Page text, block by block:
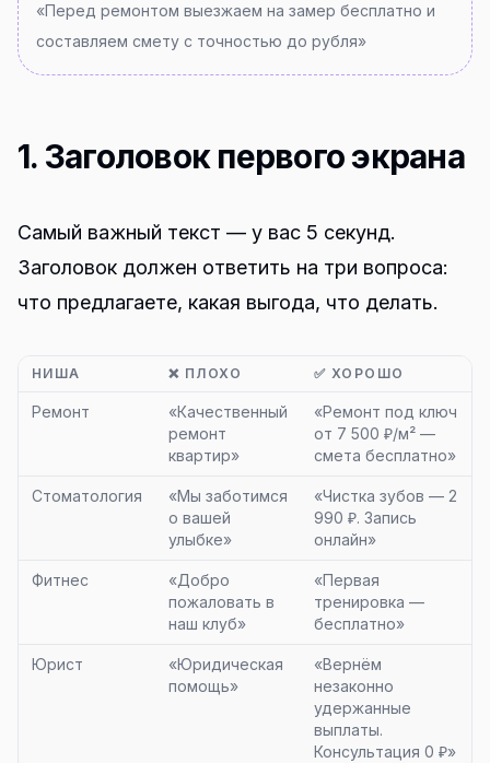
«Перед ремонтом выезжаем на замер бесплатно и
составляем смету с точностью до рубля»
1. Заголовок первого экрана
Самый важный текст — у вас 5 секунд.
Заголовок должен ответить на три вопроса:
что предлагаете, какая выгода, что делать.
НИША ❌ ПЛОХО ✅ ХОРОШО
Ремонт
«Качественный
ремонт
квартир»
«Ремонт под ключ
от 7 500 ₽/м² —
смета бесплатно»
Стоматология
«Мы заботимся
о вашей
улыбке»
«Чистка зубов — 2
990 ₽. Запись
онлайн»
Фитнес
«Добро
пожаловать в
наш клуб»
«Первая
тренировка —
бесплатно»
Юрист
«Юридическая
помощь»
«Вернём
незаконно
удержанные
выплаты.
Консультация 0 ₽»